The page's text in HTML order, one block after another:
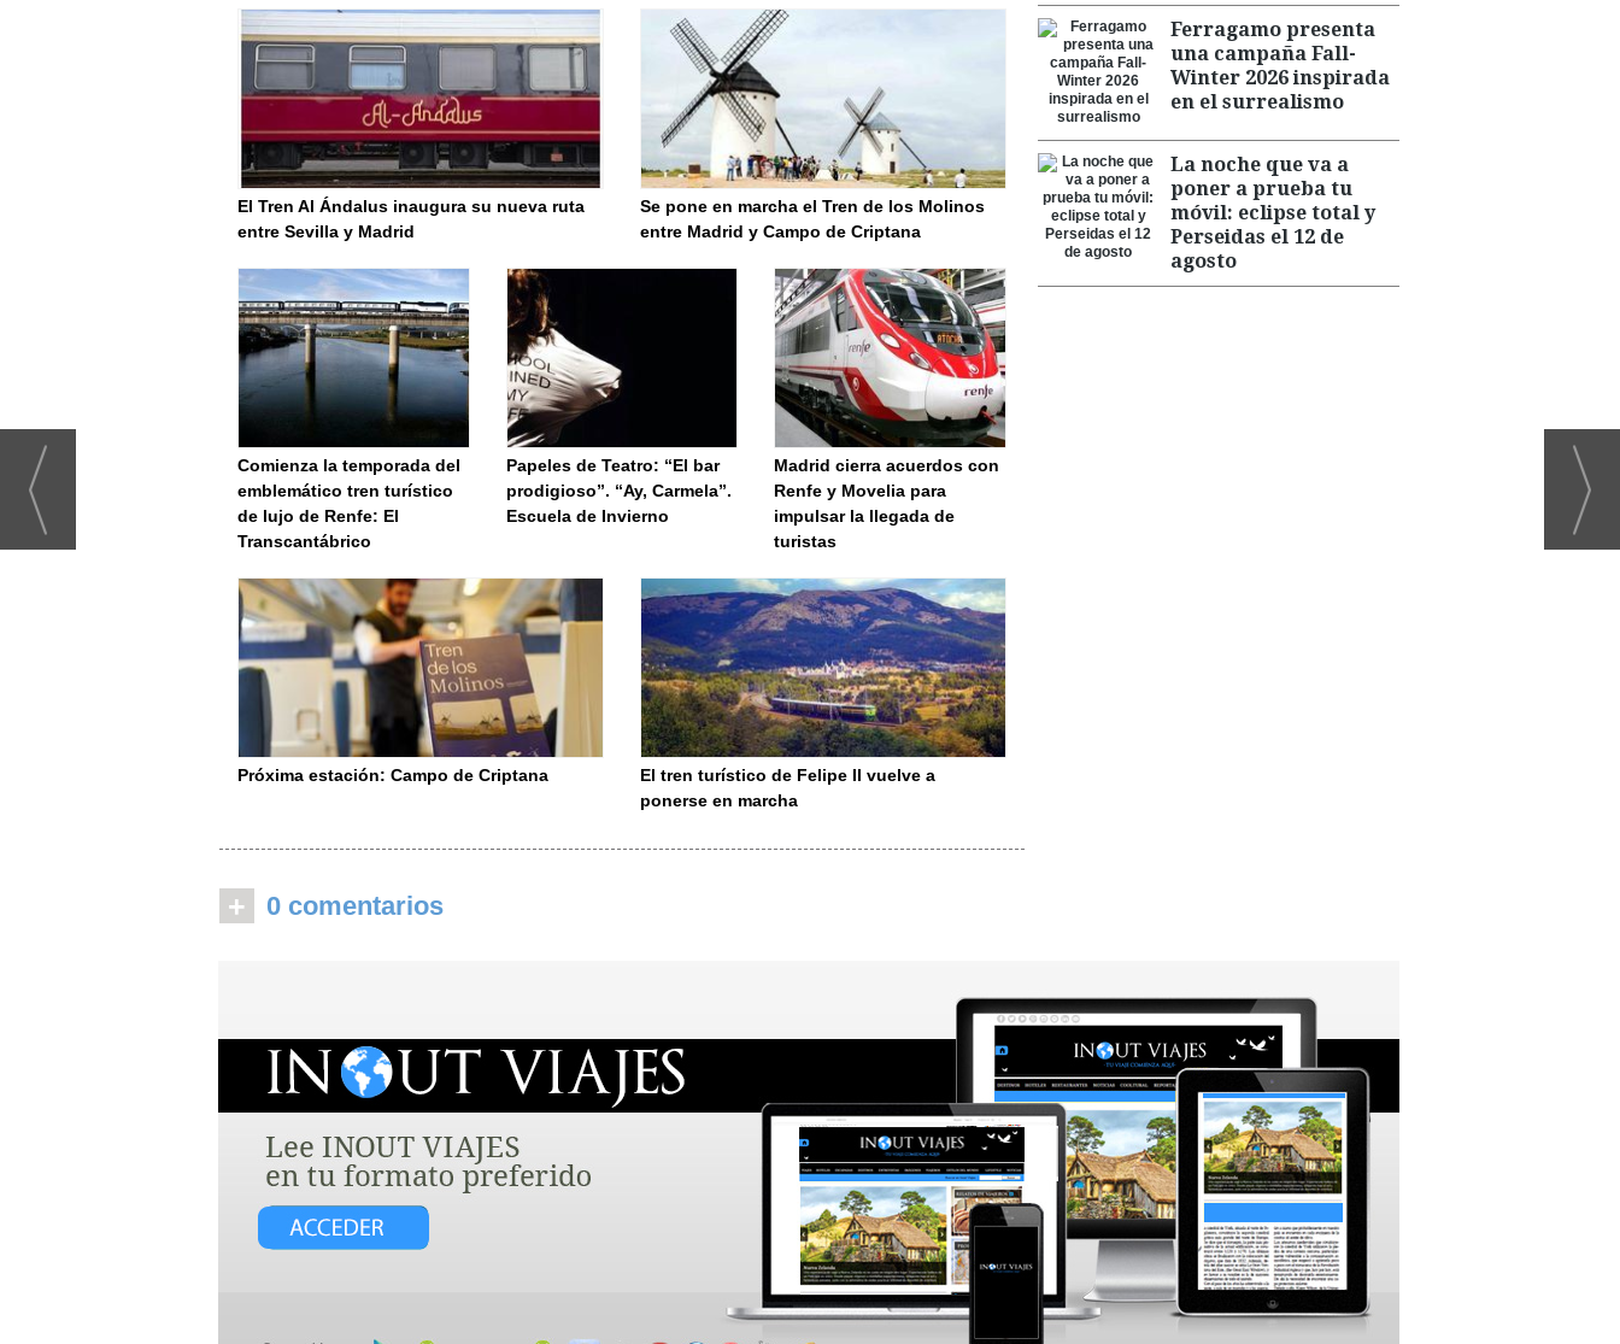
El Tren Al Ándalus inaugura su nueva ruta
entre Sevilla y Madrid
Se pone en marcha el Tren de los Molinos
entre Madrid y Campo de Criptana
Comienza la temporada del
emblemático tren turístico
de lujo de Renfe: El
Transcantábrico
Papeles de Teatro: “El bar
prodigioso”. “Ay, Carmela”.
Escuela de Invierno
Madrid cierra acuerdos con
Renfe y Movelia para
impulsar la llegada de
turistas
Próxima estación: Campo de Criptana
El tren turístico de Felipe II vuelve a
ponerse en marcha
+ 0 comentarios
Ferragamo presenta
una campaña Fall-
Winter 2026 inspirada
en el surrealismo
La noche que va a
poner a prueba tu
móvil: eclipse total y
Perseidas el 12 de
agosto